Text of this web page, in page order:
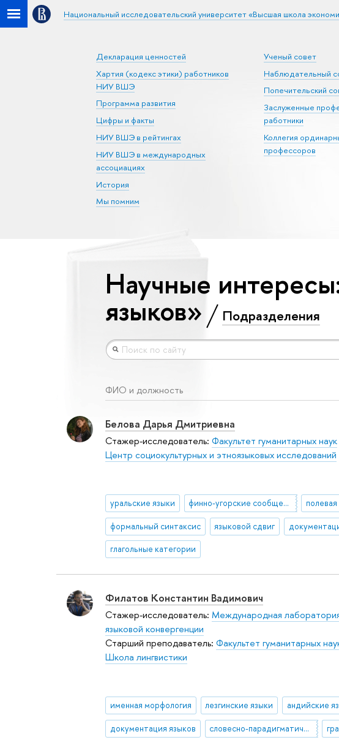
Национальный исследовательский университет «Высшая школа
Декларация ценностей
Хартия (кодекс этики) работников
НИУ ВШЭ
Программа развития
Цифры и факты
НИУ ВШЭ в рейтингах
НИУ ВШЭ в международных
ассоциациях
История
Мы помним
Ученый совет
Наблюдательный
Попечительский
Заслуженные
работники
Коллегия
профессоров
Научные
языков» Подразделения
ФИО и должность
Белова Дарья Дмитриевна
Стажер-исследователь: Факультет гуманитарных наук
Центр социокультурных и этноязыковых исследований
уральские языки финно-угорские сообщества
формальный синтаксис языковой сдвиг
глагольные категории
Филатов Константин Вадимович
Стажер-исследователь: Международная
языковой конвергенции
Старший преподаватель: Факультет гуманитарных
Школа лингвистики
именная морфология лезгинские языки андийские
документация языков словесно-парадигматическая морфология